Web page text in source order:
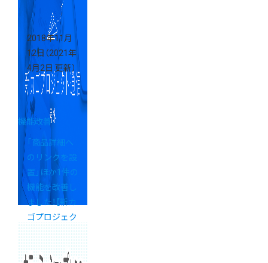
2018年11月
12日 （2021年
4月2日 更新）
機能改善
「商品詳細へ
のリンクを設
置」ほか1件の
機能を改善し
ました！【新カ
ゴプロジェク
ト通信 号外】